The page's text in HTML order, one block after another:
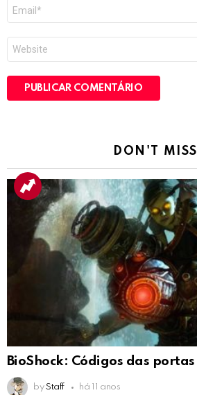
mail
*
DON'T MISS
BioShock: Códigos das portas
by Staff há 11 anos